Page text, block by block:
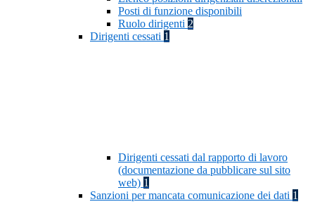
Posti di funzione disponibili
Ruolo dirigenti 2
Dirigenti cessati 1
Dirigenti cessati dal rapporto di lavoro
(documentazione da pubblicare sul sito
web) 1
Sanzioni per mancata comunicazione dei dati 1